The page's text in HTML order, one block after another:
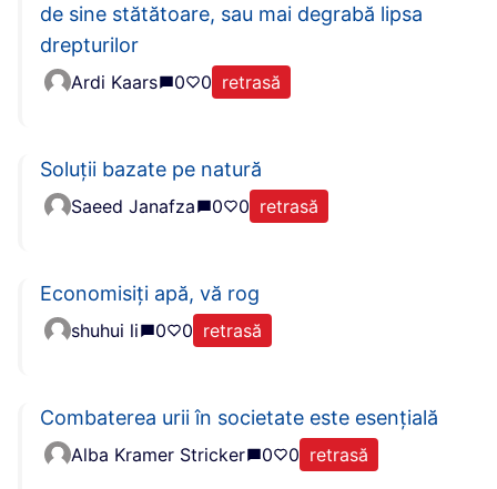
de sine stătătoare, sau mai degrabă lipsa
drepturilor
Ardi Kaars 0 0 retrasă
Soluții bazate pe natură
Saeed Janafza 0 0 retrasă
Economisiți apă, vă rog
shuhui li 0 0 retrasă
Combaterea urii în societate este esențială
Alba Kramer Stricker 0 0 retrasă